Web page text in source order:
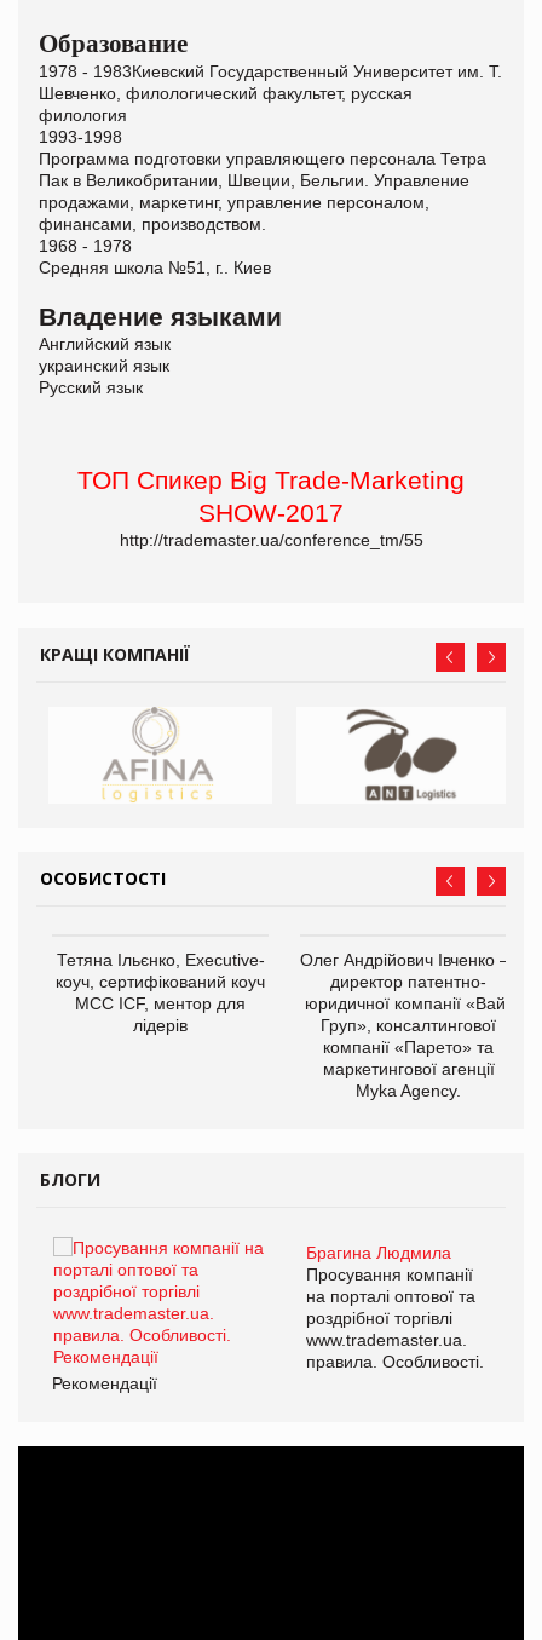
Образование
1978 - 1983Киевский Государственный Университет им. Т.
Шевченко, филологический факультет, русская
филология
1993-1998
Программа подготовки управляющего персонала Тетра
Пак в Великобритании, Швеции, Бельгии. Управление
продажами, маркетинг, управление персоналом,
финансами, производством.
1968 - 1978
Средняя школа №51, г.. Киев
Владение языками
Английский язык
украинский язык
Русский язык
ТОП Спикер Big Trade-Marketing
SHOW-2017
http://trademaster.ua/conference_tm/55
КРАЩІ КОМПАНІЇ
ОСОБИСТОСТІ
Тетяна Ільєнко, Executive-
коуч, сертифікований коуч
МСС ICF, ментор для
лідерів
Олег Андрійович Івченко —
директор патентно-
юридичної компанії «Вайз
Груп», консалтингової
компанії «Парето» та
маркетингової агенції
Myka Agency.
БЛОГИ
Брагина Людмила
Просування компанії
на порталі оптової та
роздрібної торгівлі
www.trademaster.ua.
правила. Особливості.
Рекомендації